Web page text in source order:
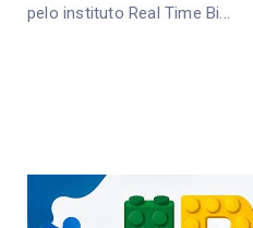
pelo instituto Real Time Bi...